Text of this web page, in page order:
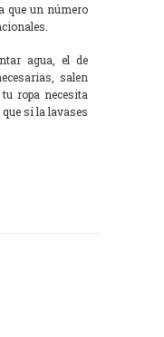
que un número
agua, el de
salen
ropa necesita
si la lavases